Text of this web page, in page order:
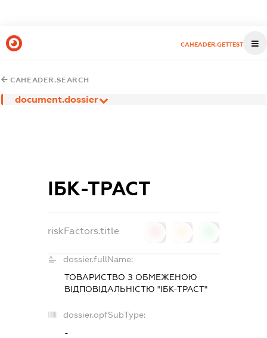
CAHEADER.GETTEST
CAHEADER.SEARCH
document.dossier
ІБК-ТРАСТ
riskFactors.title
dossier.fullName:
ТОВАРИСТВО З ОБМЕЖЕНОЮ
ВІДПОВІДАЛЬНІСТЮ "ІБК-ТРАСТ"
dossier.opfSubType:
-